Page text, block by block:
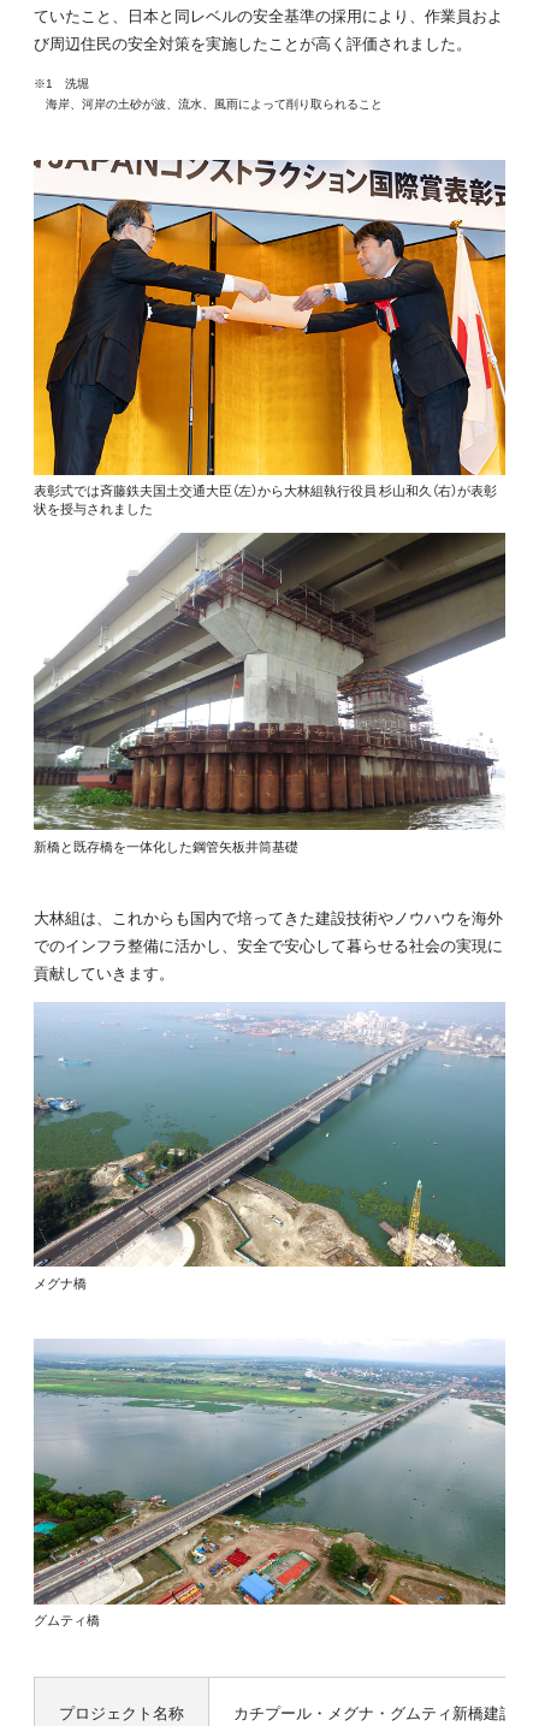
ていたこと、日本と同レベルの安全基準の採用により、作業員およ
び周辺住民の安全対策を実施したことが高く評価されました。
※1 洗堀
海岸、河岸の土砂が波、流水、風雨によって削り取られること
表彰式では斉藤鉄夫国土交通大臣（左）から大林組執行役員 杉山和久（右）が表彰
状を授与されました
新橋と既存橋を一体化した鋼管矢板井筒基礎
大林組は、これからも国内で培ってきた建設技術やノウハウを海外
でのインフラ整備に活かし、安全で安心して暮らせる社会の実現に
貢献していきます。
メグナ橋
グムティ橋
プロジェクト名称 カチプール・メグナ・グムティ新橋建設及